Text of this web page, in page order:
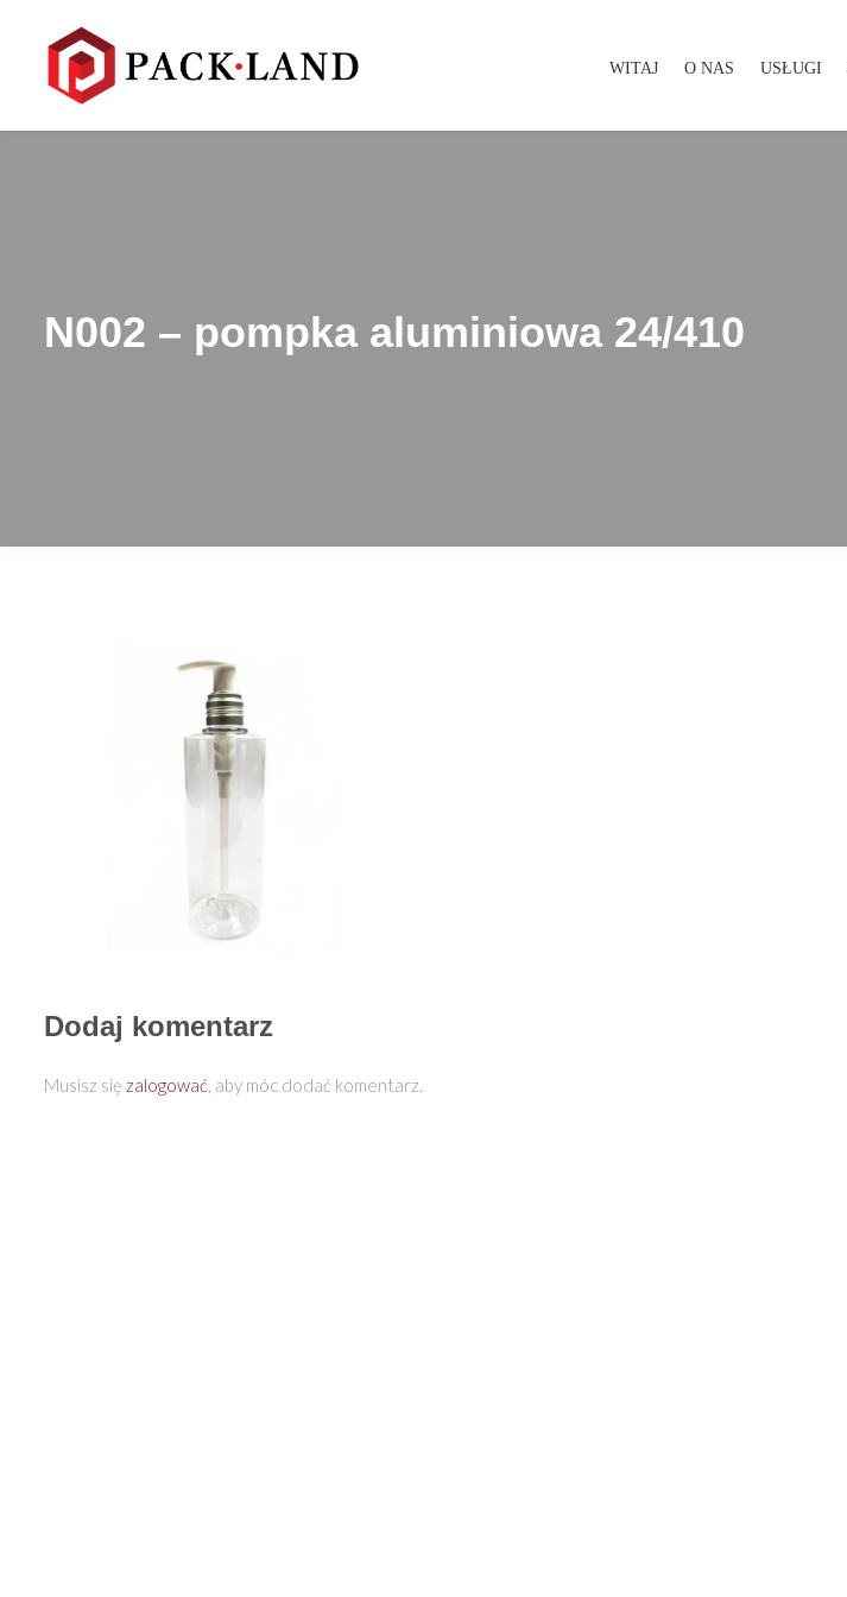
WITAJ O NAS USŁUGI
WITAJ O NAS USŁUGI
N002 – pompka aluminiowa 24/410
Dodaj komentarz
Musisz się zalogować, aby móc dodać komentarz.